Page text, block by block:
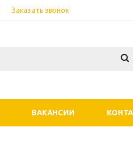
Заказать звонок
ВАКАНСИИ